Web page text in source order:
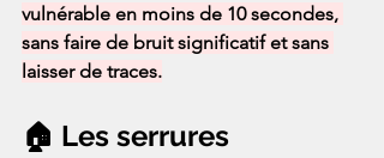
vulnérable en moins de 10 secondes,
sans faire de bruit significatif et sans
laisser de traces.
🏠 Les serrures